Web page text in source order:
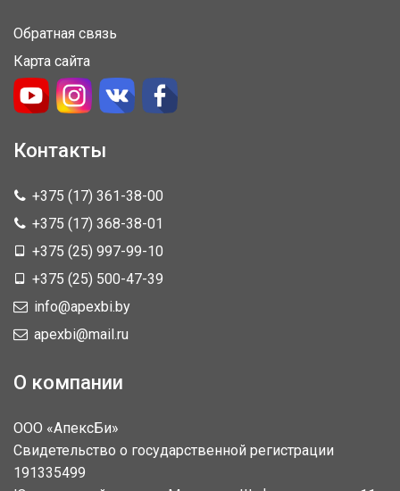
Обратная связь
Карта сайта
Контакты
+375 (17) 361-38-00
+375 (17) 368-38-01
+375 (25) 997-99-10
+375 (25) 500-47-39
info@apexbi.by
apexbi@mail.ru
О компании
ООО «АпексБи»
Свидетельство о государственной регистрации
191335499